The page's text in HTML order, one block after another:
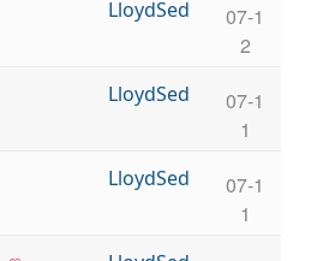
LloydSed
07-1
2
LloydSed
07-1
1
LloydSed
07-1
1